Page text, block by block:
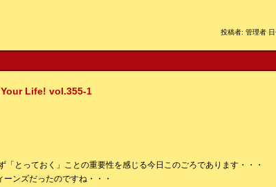
投稿者: 管理者
Life! vol.355-1
「とっておく」ことの重要性を感じる今日このごろであります・・・
ンズだったのですね・・・